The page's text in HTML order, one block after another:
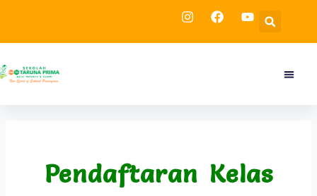
Menu
Pendaftaran Kelas